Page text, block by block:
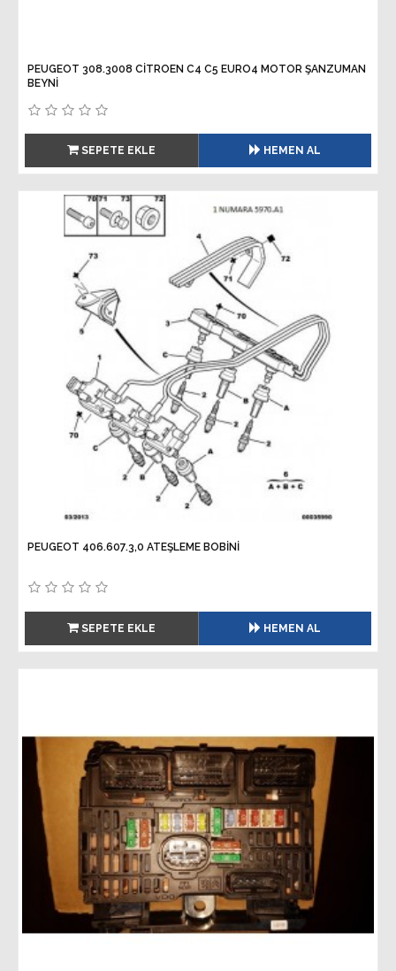
PEUGEOT 308.3008 CİTROEN C4 C5 EURO4 MOTOR ŞANZUMAN
BEYNİ
SEPETE EKLE HEMEN AL
PEUGEOT 406.607.3,0 ATEŞLEME BOBİNİ
SEPETE EKLE HEMEN AL